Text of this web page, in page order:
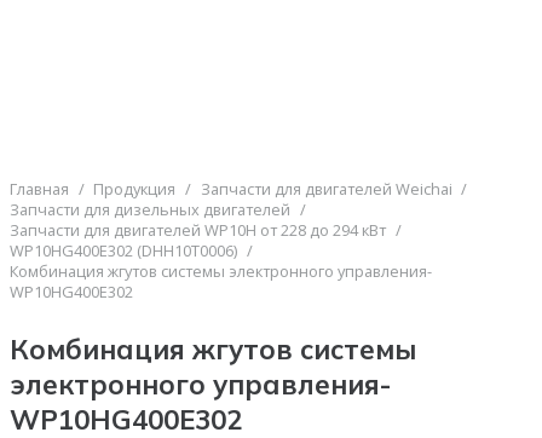
Главная / Продукция / Запчасти для двигателей Weichai /
Запчасти для дизельных двигателей /
Запчасти для двигателей WP10H от 228 до 294 кВт /
WP10HG400E302 (DHH10T0006) /
Комбинация жгутов системы электронного управления-
WP10HG400E302
Комбинация жгутов системы
электронного управления-
WP10HG400E302